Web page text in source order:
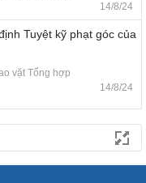
14/8/24
Tuyệt kỹ phạt góc của
vặt Tổng hợp
14/8/24